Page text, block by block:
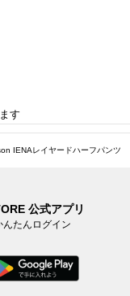
す
IENAレイヤードハーフパンツ
公式アプリ
たんログイン